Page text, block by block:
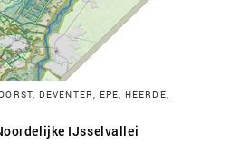
DEVENTER, EPE, HEERDE,
IJsselvallei